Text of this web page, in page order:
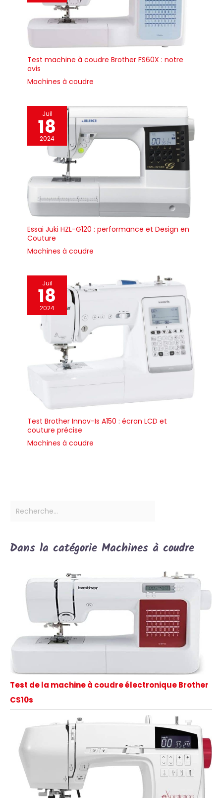
Test machine à coudre Brother FS60X : notre
avis
Machines à coudre
Juil
18
2024
Essai Juki HZL-G120 : performance et Design en
Couture
Machines à coudre
Juil
18
2024
Test Brother Innov-Is A150 : écran LCD et
couture précise
Machines à coudre
Dans la catégorie Machines à coudre
Test de la machine à coudre électronique Brother
CS10s